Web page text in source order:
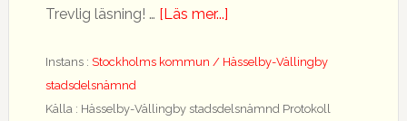
Trevlig läsning! … [Läs mer...]om
protokoll
Instans : Stockholms kommun / Hässelby-Vällingby
stadsdelsnämnd
Källa : Hässelby-Vällingby stadsdelsnämnd Protokoll